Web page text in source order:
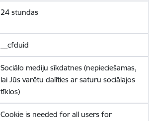
24 stundas
__cfduid
Sociālo mediju sīkdatnes (nepieciešamas,
lai Jūs varētu dalīties ar saturu sociālajos
tīklos)
Cookie is needed for all users for